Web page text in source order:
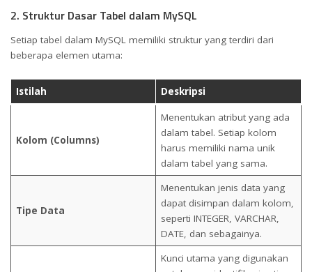
2. Struktur Dasar Tabel dalam MySQL
Setiap tabel dalam MySQL memiliki struktur yang terdiri dari
beberapa elemen utama:
Istilah Deskripsi
Kolom (Columns)
Menentukan atribut yang ada
dalam tabel. Setiap kolom
harus memiliki nama unik
dalam tabel yang sama.
Tipe Data
Menentukan jenis data yang
dapat disimpan dalam kolom,
seperti INTEGER, VARCHAR,
DATE, dan sebagainya.
Kunci utama yang digunakan